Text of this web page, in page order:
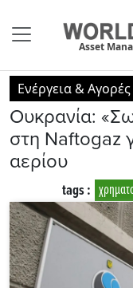
Asset
Ενέργεια & Αγορές
Ουκρανία:
στη Naftogaz
αερίου
tags :